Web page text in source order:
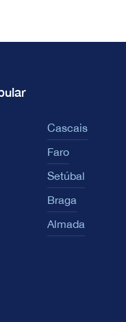
Cascais
Faro
Setúbal
Braga
Almada